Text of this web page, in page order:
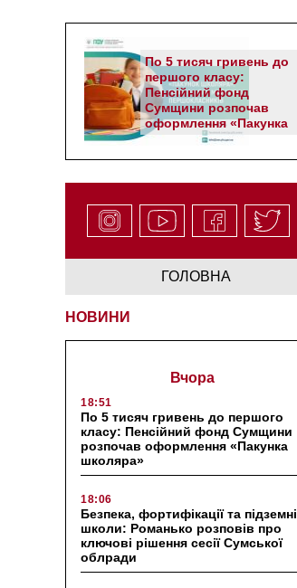
По 5 тисяч гривень до
першого класу:
Пенсійний фонд
Сумщини розпочав
оформлення «Пакунка
школяра»
ГОЛОВНА
НОВИНИ
Вчора
18:51
По 5 тисяч гривень до першого
класу: Пенсійний фонд Сумщини
розпочав оформлення «Пакунка
школяра»
18:06
Безпека, фортифікації та підземні
школи: Романько розповів про
ключові рішення сесії Сумської
облради